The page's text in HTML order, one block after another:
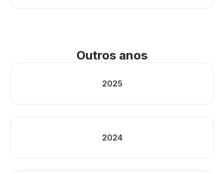
Outros anos
2025
2024